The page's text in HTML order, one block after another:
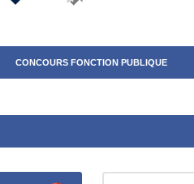
CONCOURS FONCTION PUBLIQUE